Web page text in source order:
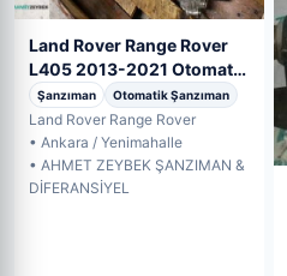
Land Rover Range Rover
L405 2013-2021 Otomatik
Şanzıman Ç
Şanzıman Otomatik Şanzıman
Land Rover Range Rover
• Ankara / Yenimahalle
• AHMET ZEYBEK ŞANZIMAN &
DİFERANSİYEL